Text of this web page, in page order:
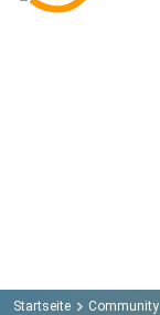
Startseite Community